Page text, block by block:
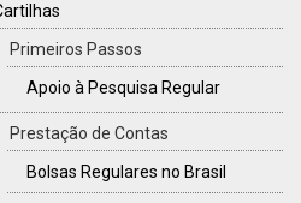
Primeiros Passos
Apoio à Pesquisa Regular
Prestação de Contas
Bolsas Regulares no Brasil